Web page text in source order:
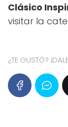
Clásico
visitar la
¿TE GUSTÓ?